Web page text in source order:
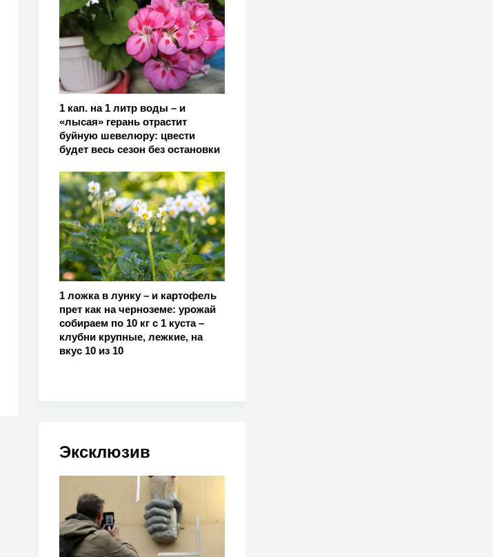
1 кап. на 1 литр воды – и
«лысая» герань отрастит
буйную шевелюру: цвести
будет весь сезон без остановки
1 ложка в лунку – и картофель
прет как на черноземе: урожай
собираем по 10 кг с 1 куста –
клубни крупные, лежкие, на
вкус 10 из 10
Эксклюзив